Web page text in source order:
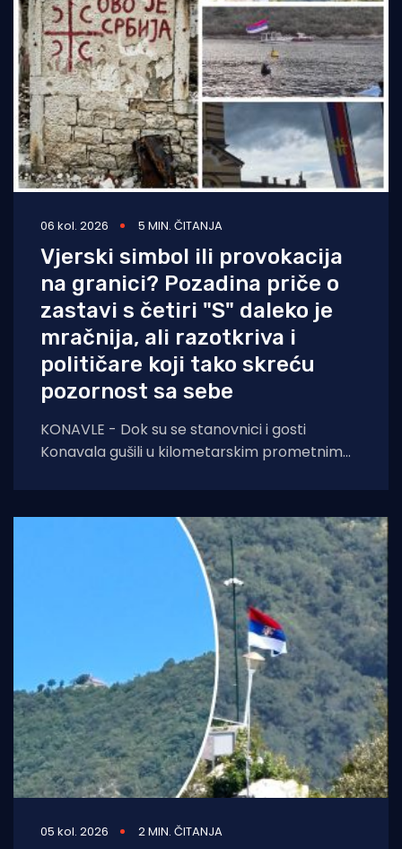
06 kol. 2026 5 MIN. ČITANJA
Vjerski simbol ili provokacija
na granici? Pozadina priče o
zastavi s četiri "S" daleko je
mračnija, ali razotkriva i
političare koji tako skreću
pozornost sa sebe
KONAVLE - Dok su se stanovnici i gosti
Konavala gušili u kilometarskim prometnim
05 kol. 2026 2 MIN. ČITANJA